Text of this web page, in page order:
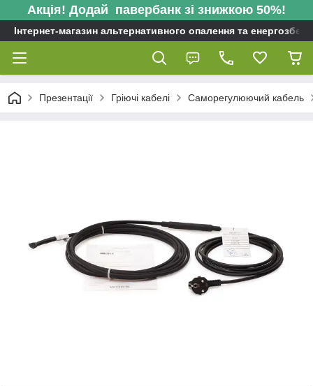
Акція! Додай павербанк зі знижкою 50%!
Інтернет-магазин альтернативного опалення та
Презентації Гріючі кабелі Саморегулюючий кабель